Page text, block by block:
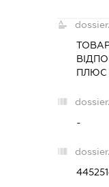
ПЛЮС
-